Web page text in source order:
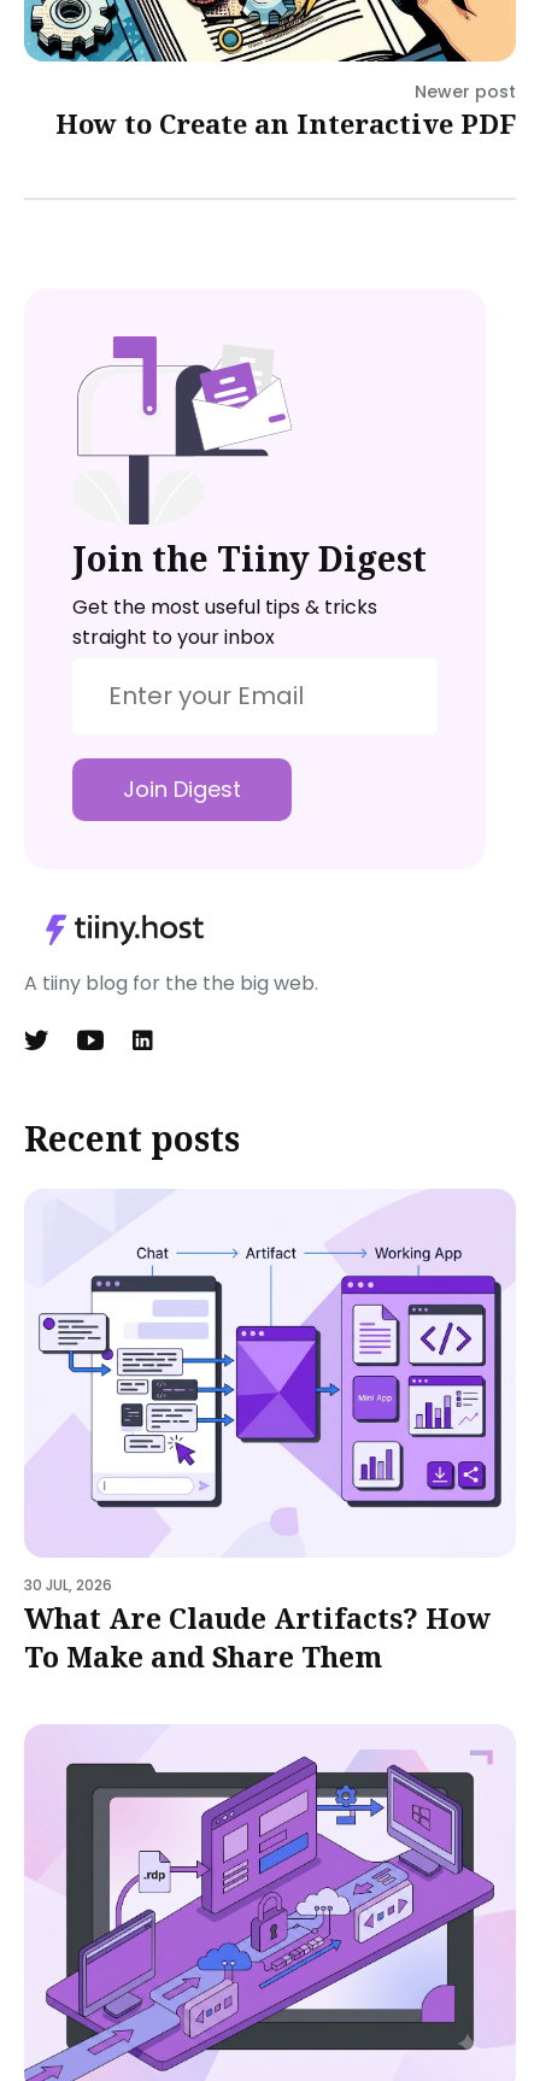
Newer post
How to Create an Interactive PDF
Join the Tiiny Digest
Get the most useful tips & tricks
straight to your inbox
Join Digest
A tiiny blog for the the big web.
Recent posts
30 JUL, 2026
What Are Claude Artifacts? How
To Make and Share Them